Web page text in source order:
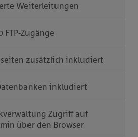
Weiterleitungen
FTP-Zugänge
zusätzlich inkludiert
inkludiert
Zugriff auf
über den Browser